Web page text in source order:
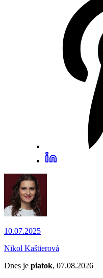
10.07.2025
Nikol Kaštierová
Dnes je piatok, 07.08.2026